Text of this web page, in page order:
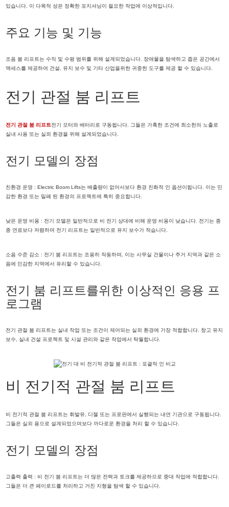
있습니다. 이 다목적 성은 정확한 포지셔닝이 필요한 작업에 이상적입니다.
주요 기능 및 기능
조음 붐 리프트는 수직 및 수평 범위를 위해 설계되었습니다. 장애물을 탐색하고 좁은 공간에서
액세스를 제공하여 건설, 유지 보수 및 기타 산업을위한 귀중한 도구를 제공 할 수 있습니다.
전기 관절 붐 리프트
전기 관절 붐 리프트전기 모터와 배터리로 구동됩니다. 그들은 가혹한 조건에 최소한의 노출로
실내 사용 또는 실외 환경을 위해 설계되었습니다.
전기 모델의 장점
친환경 운영 : Electric Boom Lifts는 배출량이 없어서보다 환경 친화적 인 옵션이됩니다. 이는 민
감한 환경 또는 밀폐 된 환경의 프로젝트에 특히 중요합니다.
낮은 운영 비용 : 전기 모델은 일반적으로 비 전기 상대에 비해 운영 비용이 낮습니다. 전기는 종
종 연료보다 저렴하며 전기 리프트는 일반적으로 유지 보수가 적습니다.
소음 수준 감소 : 전기 붐 리프트는 조용히 작동하며, 이는 사무실 건물이나 주거 지역과 같은 소
음에 민감한 지역에서 유리할 수 있습니다.
전기 붐 리프트를위한 ​​이상적인 응용 프
로그램
전기 관절 붐 리프트는 실내 작업 또는 조건이 제어되는 실외 환경에 가장 적합합니다. 창고 유지
보수, 실내 건설 프로젝트 및 시설 관리와 같은 작업에서 탁월합니다.
비 전기적 관절 붐 리프트
비 전기적 관절 붐 리프트는 휘발유, 디젤 또는 프로판에서 실행되는 내연 기관으로 구동됩니다.
그들은 실외 용으로 설계되었으며보다 까다로운 환경을 처리 할 수 ​​있습니다.
전기 모델의 장점
고출력 출력 : 비 전기 붐 리프트는 더 많은 전력과 토크를 제공하므로 중대 작업에 적합합니다.
그들은 더 큰 페이로드를 처리하고 거친 지형을 탐색 할 수 있습니다.